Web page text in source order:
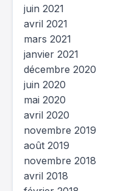
juin 2021
avril 2021
mars 2021
janvier 2021
décembre 2020
juin 2020
mai 2020
avril 2020
novembre 2019
août 2019
novembre 2018
avril 2018